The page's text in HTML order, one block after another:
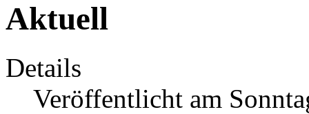
Aktuell
Details
Veröffentlicht am